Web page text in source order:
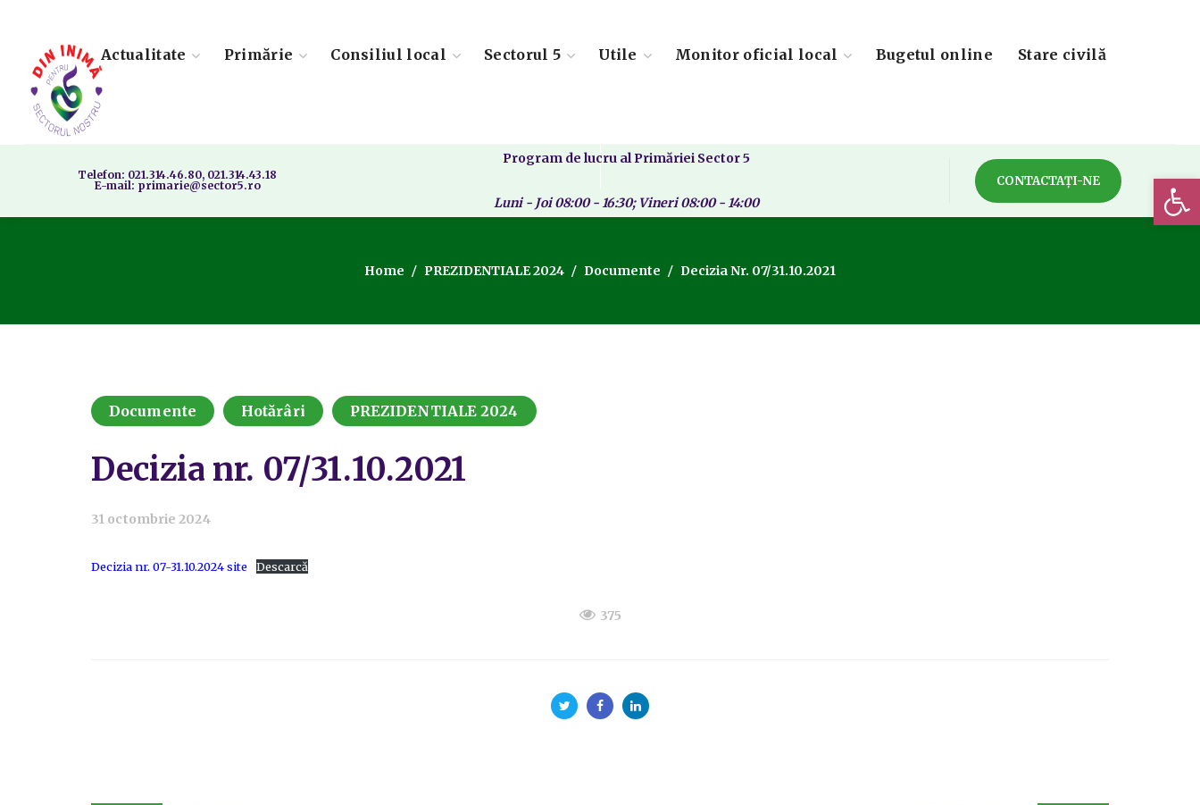
Actualitate Primărie Consiliul local Sectorul 5 Utile Monitor oficial local Bugetul online Stare civilă
Telefon: 021.314.46.80, 021.314.43.18
E-mail: primarie@sector5.ro
Program de lucru al Primăriei Sector 5
Luni - Joi 08:00 - 16:30; Vineri 08:00 - 14:00
CONTACTAȚI-NE
Home PREZIDENTIALE 2024 Documente Decizia Nr. 07/31.10.2021
Documente Hotărâri PREZIDENTIALE 2024
Decizia nr. 07/31.10.2021
31 octombrie 2024
Decizia nr. 07-31.10.2024 site Descarcă
375